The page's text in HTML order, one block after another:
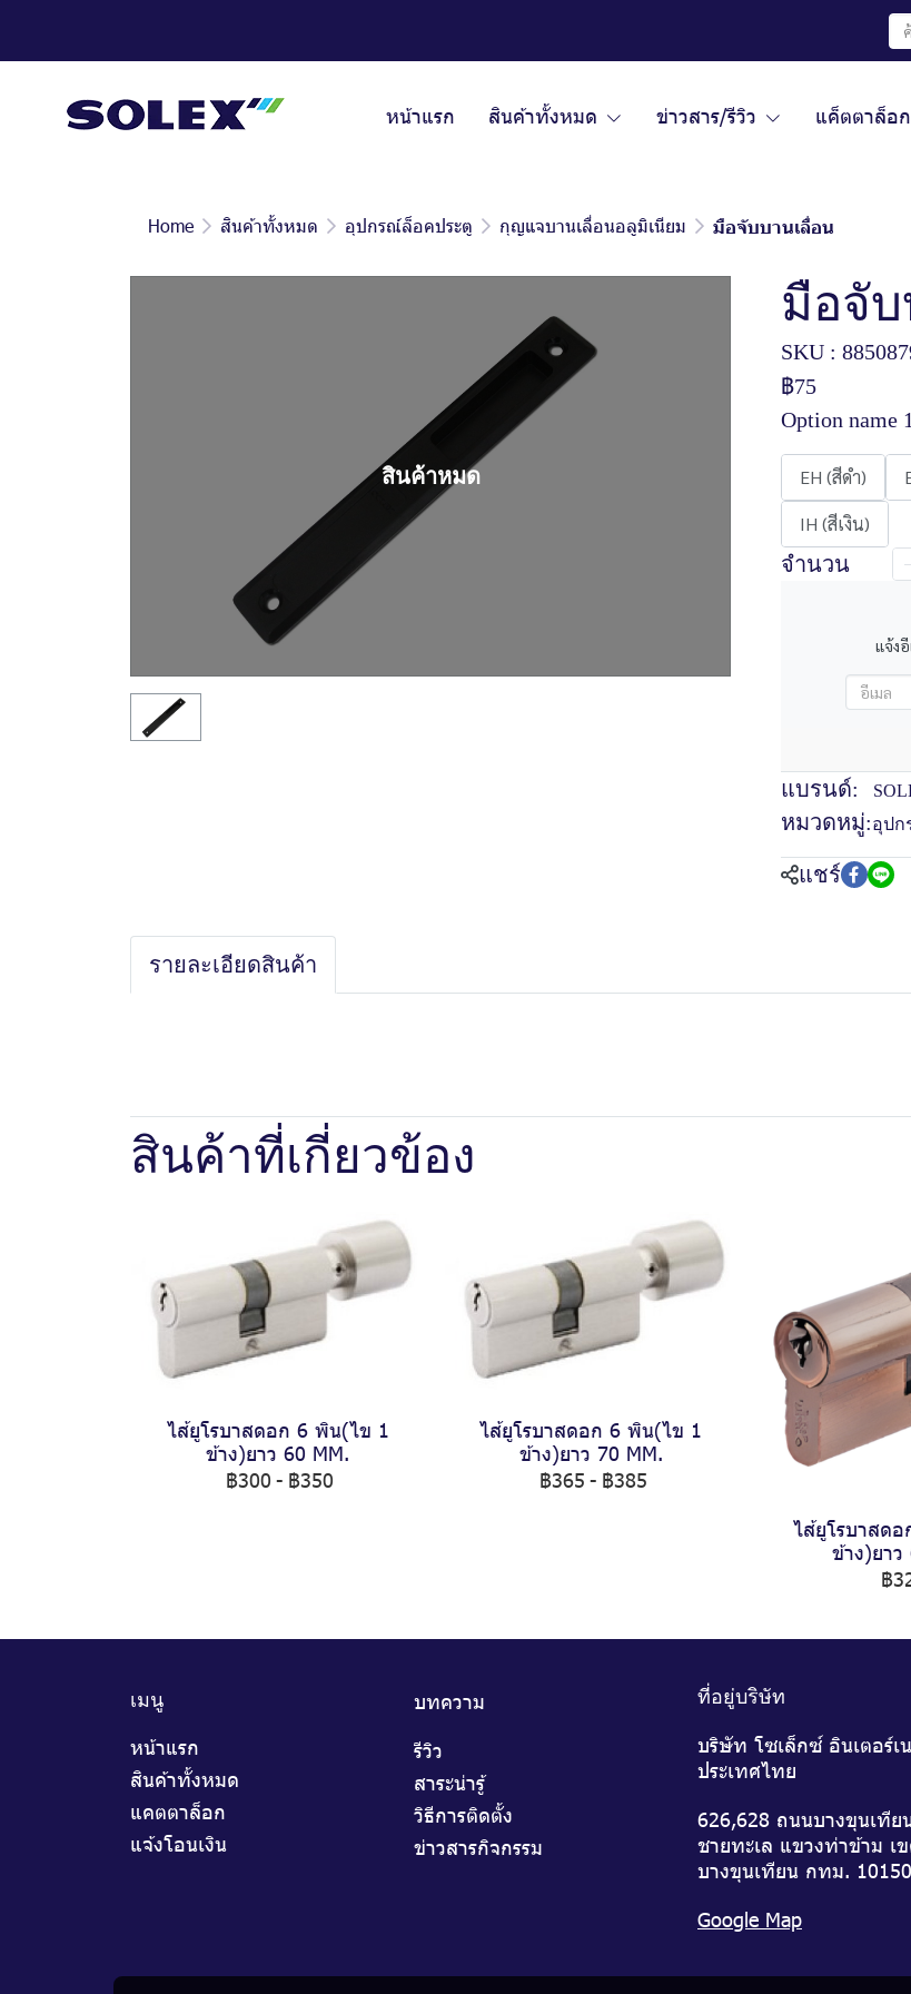
หน้าแรก สินค้าทั้งหมด ข่าวสาร/รีวิว แค็ตตาล็อ
Home สินค้าทั้งหมด อุปกรณ์ล็อคประตู กุญแจบานเลื่อนอลูมิเนียม มือจับบานเลื่อน
สินค้าหมด
มือจั
SKU :
฿75
Option name 1
EH (สีดำ)
IH (สีเงิน)
จำนวน
แจ้ง
แบรนด์:
หมวดหมู่:อุปก
แชร์
รายละเอียดสินค้า
สินค้าที่เกี่ยวข้อง
ไส้ยูโรบาสดอก 6 พิน(ไข 1
ข้าง)ยาว 60 MM.
฿300 - ฿350
ไส้ยูโรบาสดอก 6 พิน(ไข 1
ข้าง)ยาว 70 MM.
฿365 - ฿385
ไส้ยูโรบาสด
ข้าง)ยาว
฿
เมนู
หน้าแรก
สินค้าทั้งหมด
แคตตาล็อก
แจ้งโอนเงิน
บทความ
รีวิว
สาระน่ารู้
วิธีการติดตั้ง
ข่าวสารกิจกรรม
ที่อยู่บริษัท
บริษัท โซเล็กซ์ อินเตอร์เ
ประเทศไทย
626,628 ถนนบางขุนเทีย
ชายทะเล แขวงท่าข้าม เ
บางขุนเทียน กทม. 10150
Google Map